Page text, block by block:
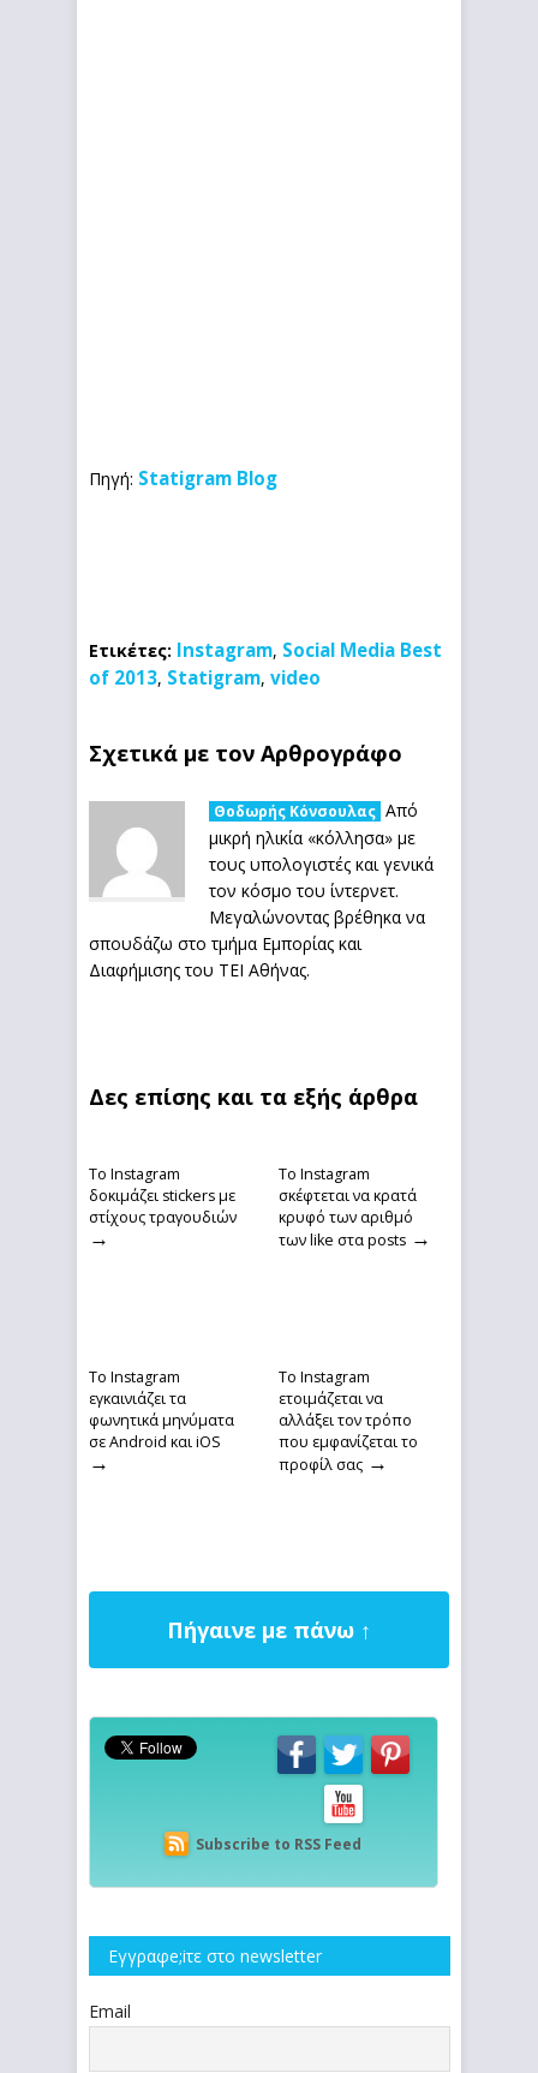
Πηγή: Statigram Blog
Ετικέτες: Instagram, Social Media Best
of 2013, Statigram, video
Σχετικά με τον Αρθρογράφο
Θοδωρής Κόνσουλας Από
μικρή ηλικία «κόλλησα» με
τους υπολογιστές και γενικά
τον κόσμο του ίντερνετ.
Μεγαλώνοντας βρέθηκα να
σπουδάζω στο τμήμα Εμπορίας και
Διαφήμισης του ΤΕΙ Αθήνας.
Δες επίσης και τα εξής άρθρα
Το Instagram
δοκιμάζει stickers με
στίχους τραγουδιών
→
To Instagram
σκέφτεται να κρατά
κρυφό των αριθμό
των like στα posts →
Το Instagram
εγκαινιάζει τα
φωνητικά μηνύματα
σε Android και iOS
→
To Instagram
ετοιμάζεται να
αλλάξει τον τρόπο
που εμφανίζεται το
προφίλ σας →
Πήγαινε με πάνω ↑
Subscribe to RSS Feed
Εγγραφe;iτε στο newsletter
Email